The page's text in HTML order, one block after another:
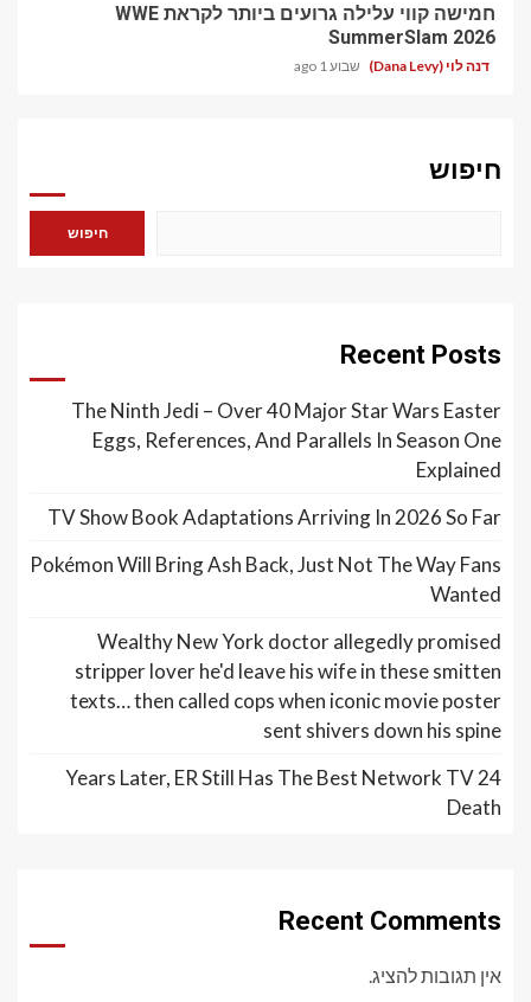
חמישה קווי עלילה גרועים ביותר לקראת WWE
SummerSlam 2026
דנה לוי (Dana Levy) שבוע 1 ago
חיפוש
חיפוש
Recent Posts
The Ninth Jedi – Over 40 Major Star Wars Easter
Eggs, References, And Parallels In Season One
Explained
TV Show Book Adaptations Arriving In 2026 So Far
Pokémon Will Bring Ash Back, Just Not The Way Fans
Wanted
Wealthy New York doctor allegedly promised
stripper lover he'd leave his wife in these smitten
texts… then called cops when iconic movie poster
sent shivers down his spine
24 Years Later, ER Still Has The Best Network TV
Death
Recent Comments
אין תגובות להציג.